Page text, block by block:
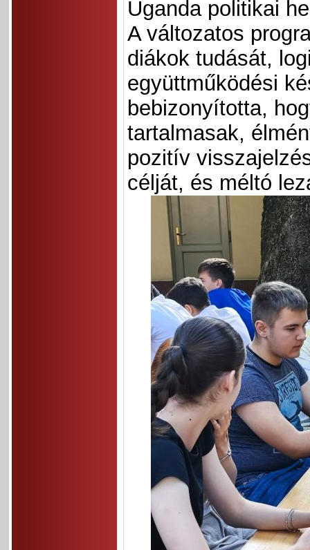
Uganda politikai
A változatos
diákok tudását,
együttműködési
bebizonyította,
tartalmasak,
pozitív
célját, és méltó